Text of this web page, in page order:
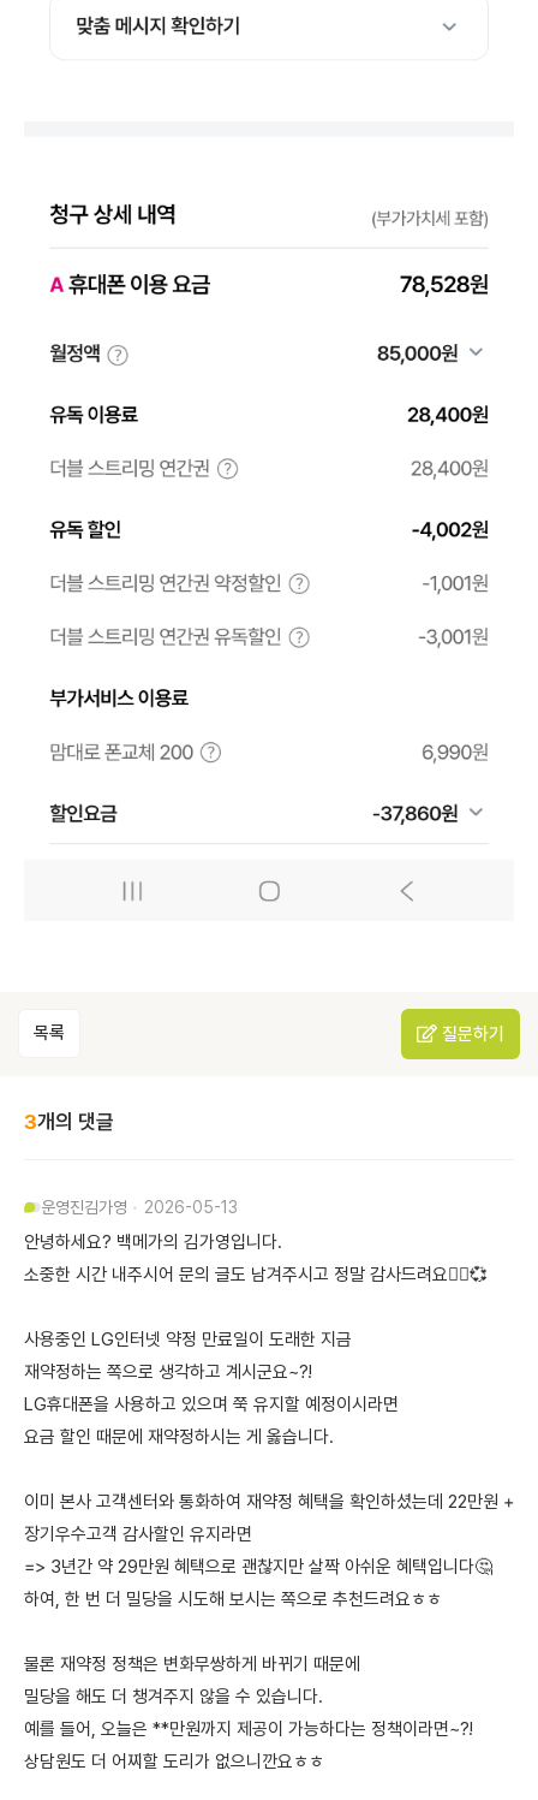
목록 질문하기
3개의 댓글
운영진김가영 2026-05-13
안녕하세요? 백메가의 김가영입니다.
소중한 시간 내주시어 문의 글도 남겨주시고 정말 감사드려요🙇‍♀️💞
사용중인 LG인터넷 약정 만료일이 도래한 지금
재약정하는 쪽으로 생각하고 계시군요~?!
LG휴대폰을 사용하고 있으며 쭉 유지할 예정이시라면
요금 할인 때문에 재약정하시는 게 옳습니다.
이미 본사 고객센터와 통화하여 재약정 혜택을 확인하셨는데 22만원 +
장기우수고객 감사할인 유지라면
=> 3년간 약 29만원 혜택으로 괜찮지만 살짝 아쉬운 혜택입니다🤔
하여, 한 번 더 밀당을 시도해 보시는 쪽으로 추천드려요ㅎㅎ
물론 재약정 정책은 변화무쌍하게 바뀌기 때문에
밀당을 해도 더 챙겨주지 않을 수 있습니다.
예를 들어, 오늘은 **만원까지 제공이 가능하다는 정책이라면~?!
상담원도 더 어찌할 도리가 없으니깐요ㅎㅎ